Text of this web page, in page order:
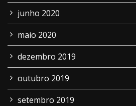
junho 2020
maio 2020
dezembro 2019
outubro 2019
setembro 2019